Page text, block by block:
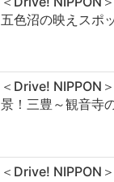
五色沼の映えスポ
＜Drive! NIPPON
景！三豊～観音寺
＜Drive! NIPPON